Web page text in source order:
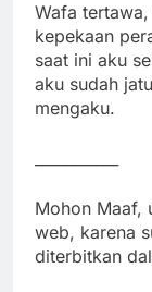
Wafa
kepekaan
saat ini aku
aku sudah
mengaku.
Mohon Maaf,
web, karena
diterbitkan